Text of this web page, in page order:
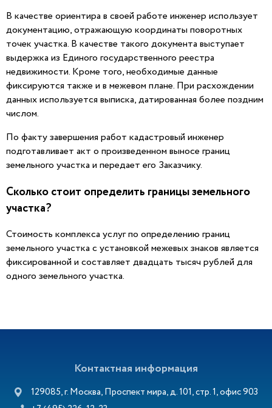
В качестве ориентира в своей работе инженер использует
документацию, отражающую координаты поворотных
точек участка. В качестве такого документа выступает
выдержка из Единого государственного реестра
недвижимости. Кроме того, необходимые данные
фиксируются также и в межевом плане. При расхождении
данных используется выписка, датированная более поздним
числом.
По факту завершения работ кадастровый инженер
подготавливает акт о произведенном выносе границ
земельного участка и передает его Заказчику.
Сколько стоит определить границы земельного
участка?
Стоимость комплекса услуг по определению границ
земельного участка с установкой межевых знаков является
фиксированной и составляет двадцать тысяч рублей для
одного земельного участка.
Контактная информация
129085, г. Москва, Проспект мира, д. 101, стр. 1, офис 903